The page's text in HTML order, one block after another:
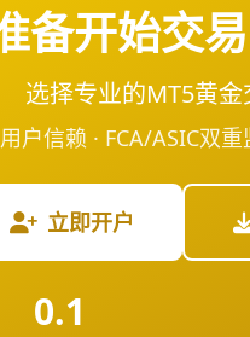
备开始交易
选择专业的MT5黄金
户信赖 · FCA/ASIC双
立即开户
0.1